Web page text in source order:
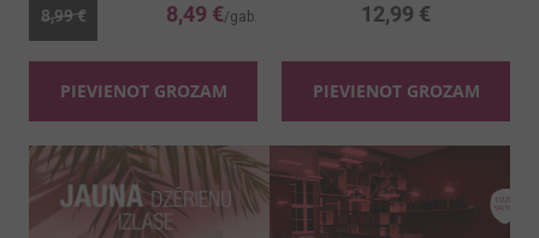
8,99 € 8,49 €
PIEVIENOT GROZAM
12,99 €
PIEVIENOT GROZAM